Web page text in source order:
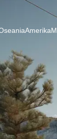
Amerika